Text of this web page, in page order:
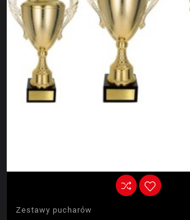
Zestawy pucharów